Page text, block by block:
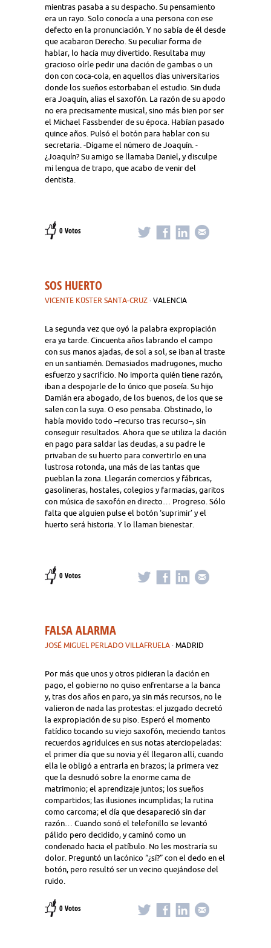
mientras pasaba a su despacho. Su pensamiento
era un rayo. Solo conocía a una persona con ese
defecto en la pronunciación. Y no sabía de él desde
que acabaron Derecho. Su peculiar forma de
hablar, lo hacía muy divertido. Resultaba muy
gracioso oírle pedir una dación de gambas o un
don con coca-cola, en aquellos días universitarios
donde los sueños estorbaban el estudio. Sin duda
era Joaquín, alias el saxofón. La razón de su apodo
no era precisamente musical, sino más bien por ser
el Michael Fassbender de su época. Habían pasado
quince años. Pulsó el botón para hablar con su
secretaria. -Dígame el número de Joaquín. -
¿Joaquín? Su amigo se llamaba Daniel, y disculpe
mi lengua de trapo, que acabo de venir del
dentista.
0 Votos
SOS HUERTO
VICENTE KÜSTER SANTA-CRUZ · VALENCIA
La segunda vez que oyó la palabra expropiación
era ya tarde. Cincuenta años labrando el campo
con sus manos ajadas, de sol a sol, se iban al traste
en un santiamén. Demasiados madrugones, mucho
esfuerzo y sacrificio. No importa quién tiene razón,
iban a despojarle de lo único que poseía. Su hijo
Damián era abogado, de los buenos, de los que se
salen con la suya. O eso pensaba. Obstinado, lo
había movido todo –recurso tras recurso–, sin
conseguir resultados. Ahora que se utiliza la dación
en pago para saldar las deudas, a su padre le
privaban de su huerto para convertirlo en una
lustrosa rotonda, una más de las tantas que
pueblan la zona. Llegarán comercios y fábricas,
gasolineras, hostales, colegios y farmacias, garitos
con música de saxofón en directo… Progreso. Sólo
falta que alguien pulse el botón ‘suprimir’ y el
huerto será historia. Y lo llaman bienestar.
0 Votos
FALSA ALARMA
JOSÉ MIGUEL PERLADO VILLAFRUELA · MADRID
Por más que unos y otros pidieran la dación en
pago, el gobierno no quiso enfrentarse a la banca
y, tras dos años en paro, ya sin más recursos, no le
valieron de nada las protestas: el juzgado decretó
la expropiación de su piso. Esperó el momento
fatídico tocando su viejo saxofón, meciendo tantos
recuerdos agridulces en sus notas aterciopeladas:
el primer día que su novia y él llegaron allí, cuando
ella le obligó a entrarla en brazos; la primera vez
que la desnudó sobre la enorme cama de
matrimonio; el aprendizaje juntos; los sueños
compartidos; las ilusiones incumplidas; la rutina
como carcoma; el día que desapareció sin dar
razón… Cuando sonó el telefonillo se levantó
pálido pero decidido, y caminó como un
condenado hacia el patíbulo. No les mostraría su
dolor. Preguntó un lacónico “¿sí?” con el dedo en el
botón, pero resultó ser un vecino quejándose del
ruido.
0 Votos